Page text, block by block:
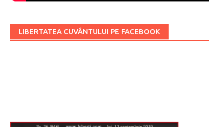
LIBERTATEA CUVÂNTULUI PE FACEBOOK